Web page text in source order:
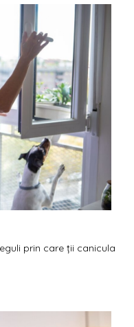
prin care ții canicula